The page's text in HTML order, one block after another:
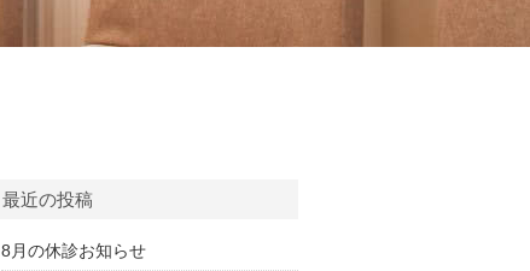
最近の投稿
8月の休診お知らせ